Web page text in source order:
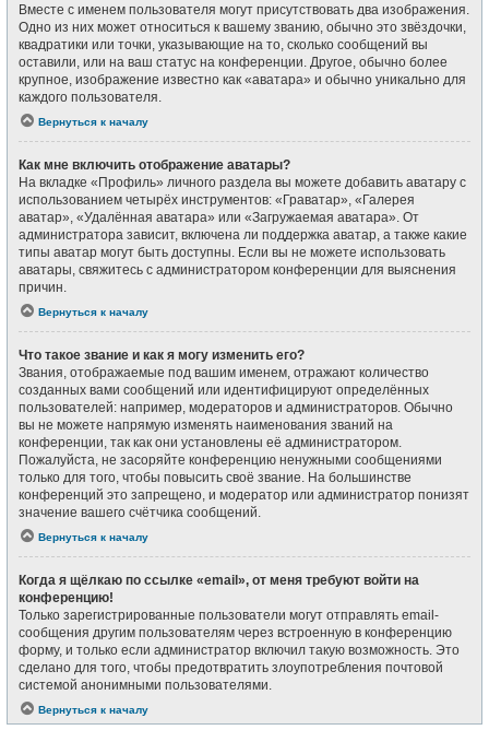
Вместе с именем пользователя могут присутствовать два изображения.
Одно из них может относиться к вашему званию, обычно это звёздочки,
квадратики или точки, указывающие на то, сколько сообщений вы
оставили, или на ваш статус на конференции. Другое, обычно более
крупное, изображение известно как «аватара» и обычно уникально для
каждого пользователя.
Вернуться к началу
Как мне включить отображение аватары?
На вкладке «Профиль» личного раздела вы можете добавить аватару с
использованием четырёх инструментов: «Граватар», «Галерея
аватар», «Удалённая аватара» или «Загружаемая аватара». От
администратора зависит, включена ли поддержка аватар, а также какие
типы аватар могут быть доступны. Если вы не можете использовать
аватары, свяжитесь с администратором конференции для выяснения
причин.
Вернуться к началу
Что такое звание и как я могу изменить его?
Звания, отображаемые под вашим именем, отражают количество
созданных вами сообщений или идентифицируют определённых
пользователей: например, модераторов и администраторов. Обычно
вы не можете напрямую изменять наименования званий на
конференции, так как они установлены её администратором.
Пожалуйста, не засоряйте конференцию ненужными сообщениями
только для того, чтобы повысить своё звание. На большинстве
конференций это запрещено, и модератор или администратор понизят
значение вашего счётчика сообщений.
Вернуться к началу
Когда я щёлкаю по ссылке «email», от меня требуют войти на
конференцию!
Только зарегистрированные пользователи могут отправлять email-
сообщения другим пользователям через встроенную в конференцию
форму, и только если администратор включил такую возможность. Это
сделано для того, чтобы предотвратить злоупотребления почтовой
системой анонимными пользователями.
Вернуться к началу